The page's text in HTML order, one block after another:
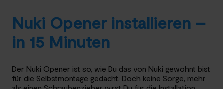
Nuki Opener installieren –
in 15 Minuten
Der Nuki Opener ist so, wie Du das von Nuki gewohnt bist
für die Selbstmontage gedacht. Doch keine Sorge, mehr